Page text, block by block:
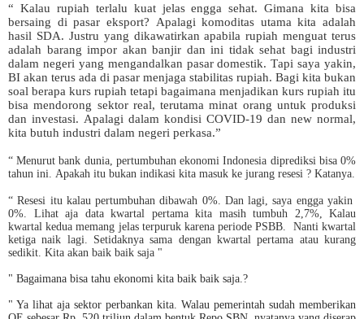
“ Kalau rupiah terlalu kuat jelas engga sehat. Gimana kita bisa
bersaing di pasar eksport? Apalagi komoditas utama kita adalah
hasil SDA. Justru yang dikawatirkan apabila rupiah menguat terus
adalah barang impor akan banjir dan ini tidak sehat bagi industri
dalam negeri yang mengandalkan pasar domestik. Tapi saya yakin,
BI akan terus ada di pasar menjaga stabilitas rupiah. Bagi kita bukan
soal berapa kurs rupiah tetapi bagaimana menjadikan kurs rupiah itu
bisa mendorong sektor real, terutama minat orang untuk produksi
dan investasi. Apalagi dalam kondisi COVID-19 dan new normal,
kita butuh industri dalam negeri perkasa.”
“ Menurut bank dunia, pertumbuhan ekonomi Indonesia diprediksi bisa 0%
tahun ini. Apakah itu bukan indikasi kita masuk ke jurang resesi ? Katanya.
“ Resesi itu kalau pertumbuhan dibawah 0%. Dan lagi, saya engga yakin
0%. Lihat aja data kwartal pertama kita masih tumbuh 2,7%, Kalau
kwartal kedua memang jelas terpuruk karena periode PSBB. Nanti kwartal
ketiga naik lagi. Setidaknya sama dengan kwartal pertama atau kurang
sedikit. Kita akan baik baik saja "
" Bagaimana bisa tahu ekonomi kita baik baik saja.?
" Ya lihat aja sektor perbankan kita. Walau pemerintah sudah memberikan